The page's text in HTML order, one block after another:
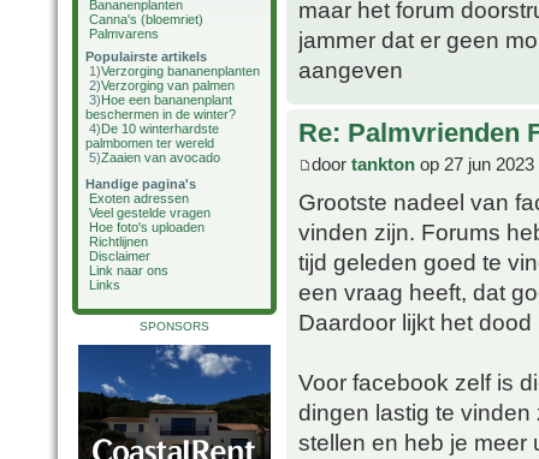
Bananenplanten
Canna's (bloemriet)
Palmvarens
Populairste artikels
1)Verzorging bananenplanten
2)Verzorging van palmen
3)Hoe een bananenplant
beschermen in de winter?
4)De 10 winterhardste
palmbomen ter wereld
5)Zaaien van avocado
Handige pagina's
Exoten adressen
Veel gestelde vragen
Hoe foto's uploaden
Richtlijnen
Disclaimer
Link naar ons
Links
SPONSORS
maar het forum
jammer dat er geen
aangeven
Re: Palmvrienden
door tankton op 27 jun 2023
Grootste nadeel van
vinden zijn. Forums
tijd geleden goed te
een vraag heeft, dat
Daardoor lijkt het
Voor facebook zelf is
dingen lastig te
stellen en heb je meer